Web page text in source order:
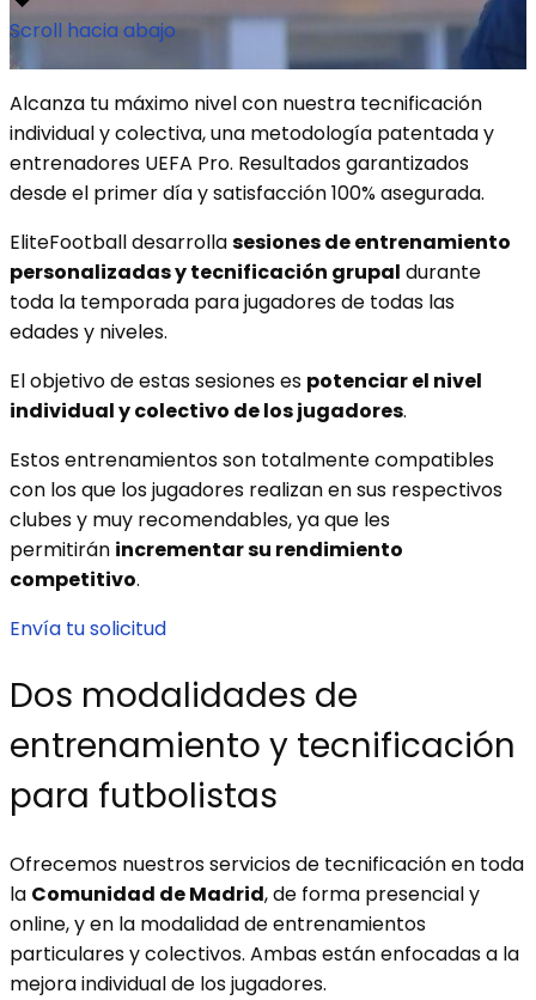
Scroll hacia abajo
Alcanza tu máximo nivel con nuestra tecnificación
individual y colectiva,una metodología patentada y
entrenadores UEFA Pro. Resultados garantizados
desde el primer día y satisfacción 100% asegurada.
EliteFootball desarrollasesiones de entrenamiento
personalizadas y tecnificación grupal durante
toda la temporada para jugadores de todas las
edades y niveles.
El objetivo de estas sesiones es potenciar el nivel
individual y colectivo de los jugadores.
Estos entrenamientos son totalmente compatibles
con los que los jugadores realizan en sus respectivos
clubes y muy recomendables, ya que les
permitirán incrementar su rendimiento
competitivo.
Envía tu solicitud
Dos modalidades de
entrenamiento y tecnificación
para futbolistas
Ofrecemos nuestros servicios de tecnificación en toda
la Comunidad de Madrid, de forma presencial y
online, y en la modalidad de entrenamientos
particulares y colectivos. Ambas están enfocadas a la
mejora individual de los jugadores.